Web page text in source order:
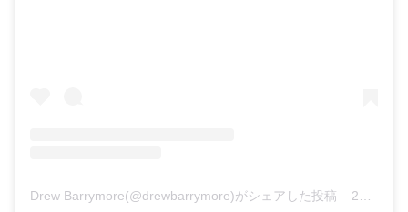
Drew Barrymore(@drewbarrymore)がシェアした投稿 – 2020年 8月月16日午前6時09分PDT